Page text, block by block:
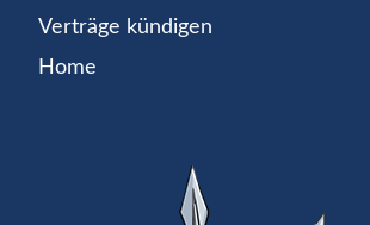
Verträge kündigen
Home